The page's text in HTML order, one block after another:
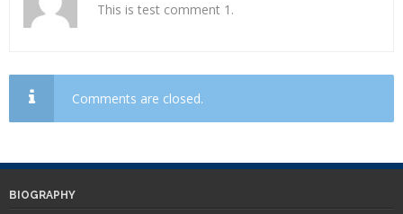
This is test comment 1.
Comments are closed.
BIOGRAPHY